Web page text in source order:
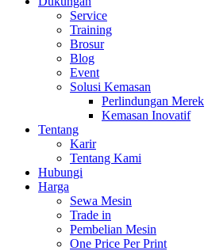
Service
Training
Brosur
Blog
Event
Solusi Kemasan
Perlindungan Merek
Kemasan Inovatif
Tentang
Karir
Tentang Kami
Hubungi
Harga
Sewa Mesin
Trade in
Pembelian Mesin
One Price Per Print